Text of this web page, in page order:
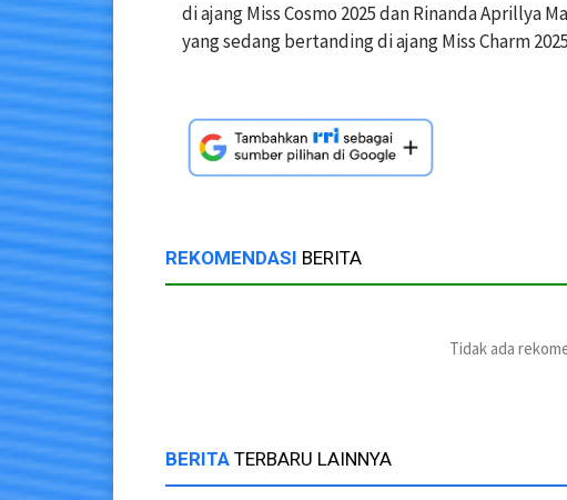
di ajang Miss Cosmo 2025 dan Rinanda Aprillya
yang sedang bertanding di ajang Miss Charm
REKOMENDASI BERITA
Tidak ada
BERITA TERBARU LAINNYA